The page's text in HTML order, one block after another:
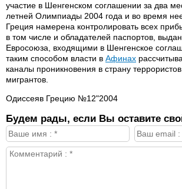
участие в Шенгенском соглашении за два
летней Олимпиады 2004 года и во время
Греция намерена контролировать всех
в том числе и обладателей паспортов,
Евросоюза, входящими в Шенгенское
таким способом власти в Афинах
каналы проникновения в страну
мигрантов.
Одиссеяв Грецию №12"2004
Будем рады, если Вы оставите